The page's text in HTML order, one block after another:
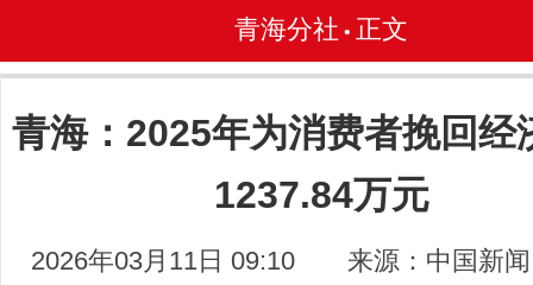
青海分社 • 正文
青海：2025年为消费者挽回经
1237.84万元
2026年03月11日 09:10 来源：中国新